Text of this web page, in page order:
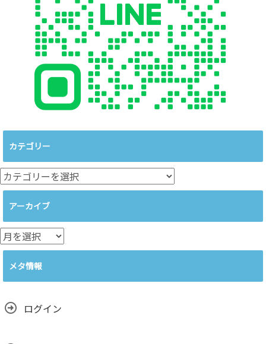
カテゴリー
カ
テ
ー
アーカイブ
ア
ー
メタ情報
ログイン